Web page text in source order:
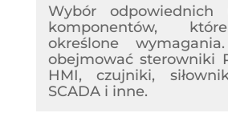
Wybór odpowiednich
komponentów,
określone
obejmować sterowniki
HMI, czujniki,
SCADA i inne.